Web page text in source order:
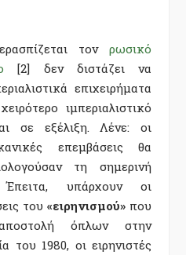
τον ρωσικό
[2] δεν διστάζει να
επιχειρήματα
ιμπεριαλιστικό
σε εξέλιξη. Λένε: οι
επεμβάσεις θα
τη σημερινή
υπάρχουν οι
του «ειρηνισμού» που
αποστολή όπλων στην
του 1980, οι ειρηνιστές